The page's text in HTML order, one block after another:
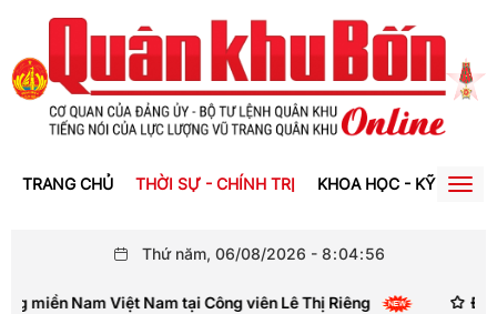
TRANG CHỦ THỜI SỰ - CHÍNH TRỊ KHOA HỌC - KỸ THUẬT
Thứ năm, 06/08/2026 - 8:04:57
Nam Việt Nam tại Công viên Lê Thị Riêng Đại